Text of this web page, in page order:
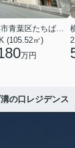
(105.52㎡)
万円
の口レジデンス